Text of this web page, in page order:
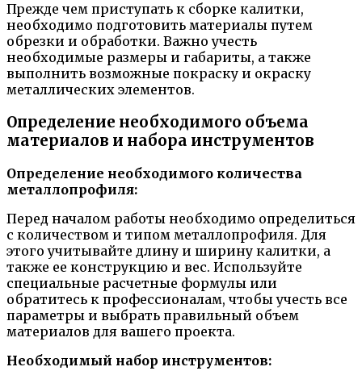
Прежде чем приступать к сборке калитки,
необходимо подготовить материалы путем
обрезки и обработки. Важно учесть
необходимые размеры и габариты, а также
выполнить возможные покраску и окраску
металлических элементов.
Определение необходимого объема
материалов и набора инструментов
Определение необходимого количества
металлопрофиля:
Перед началом работы необходимо определиться
с количеством и типом металлопрофиля. Для
этого учитывайте длину и ширину калитки, а
также ее конструкцию и вес. Используйте
специальные расчетные формулы или
обратитесь к профессионалам, чтобы учесть все
параметры и выбрать правильный объем
материалов для вашего проекта.
Необходимый набор инструментов: